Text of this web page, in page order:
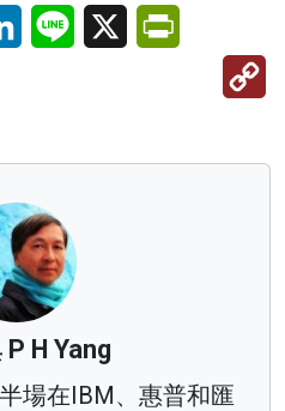
LinkedInLine X
H Yang
場在IBM、惠普和匯